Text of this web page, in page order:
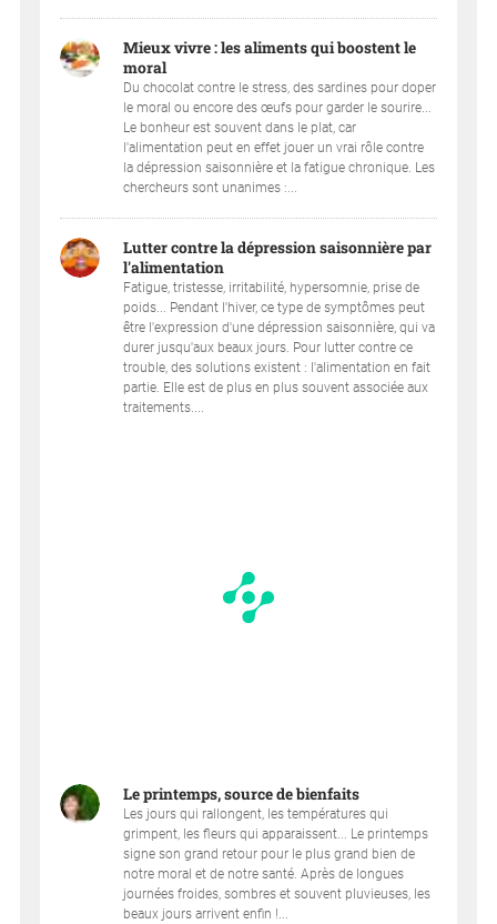
Mieux vivre : les aliments qui boostent le
moral
Du chocolat contre le stress, des sardines pour doper
le moral ou encore des œufs pour garder le sourire...
Le bonheur est souvent dans le plat, car
l'alimentation peut en effet jouer un vrai rôle contre
la dépression saisonnière et la fatigue chronique. Les
chercheurs sont unanimes :...
Lutter contre la dépression saisonnière par
l'alimentation
Fatigue, tristesse, irritabilité, hypersomnie, prise de
poids... Pendant l'hiver, ce type de symptômes peut
être l'expression d'une dépression saisonnière, qui va
durer jusqu'aux beaux jours. Pour lutter contre ce
trouble, des solutions existent : l'alimentation en fait
partie. Elle est de plus en plus souvent associée aux
traitements....
Le printemps, source de bienfaits
Les jours qui rallongent, les températures qui
grimpent, les fleurs qui apparaissent... Le printemps
signe son grand retour pour le plus grand bien de
notre moral et de notre santé. Après de longues
journées froides, sombres et souvent pluvieuses, les
beaux jours arrivent enfin !...